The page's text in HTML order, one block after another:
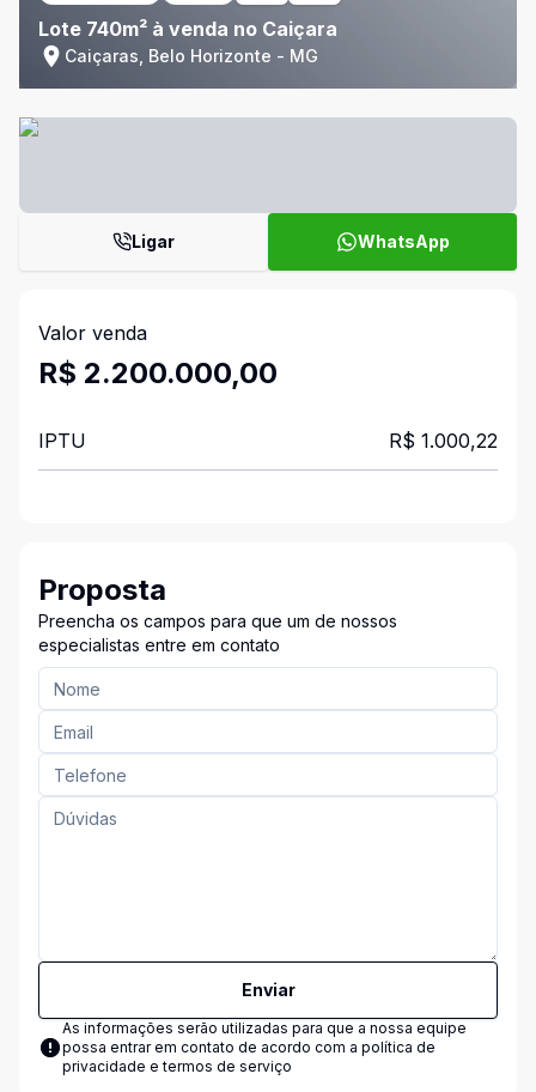
Lote 740m² à venda no Caiçara
Caiçaras, Belo Horizonte - MG
Ligar WhatsApp
Valor venda
R$ 2.200.000,00
IPTU R$ 1.000,22
Proposta
Preencha os campos para que um de nossos
especialistas entre em contato
Enviar
As informações serão utilizadas para que a nossa equipe
possa entrar em contato de acordo com a política de
privacidade e termos de serviço